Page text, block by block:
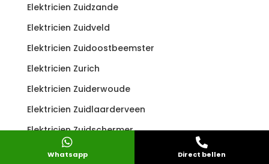
Elektricien Zuidzande
Elektricien Zuidveld
Elektricien Zuidoostbeemster
Elektricien Zurich
Elektricien Zuiderwoude
Elektricien Zuidlaarderveen
Elektricien Zuidschermer
Elektricien Zuidlaren

Whatsapp

Direct bellen